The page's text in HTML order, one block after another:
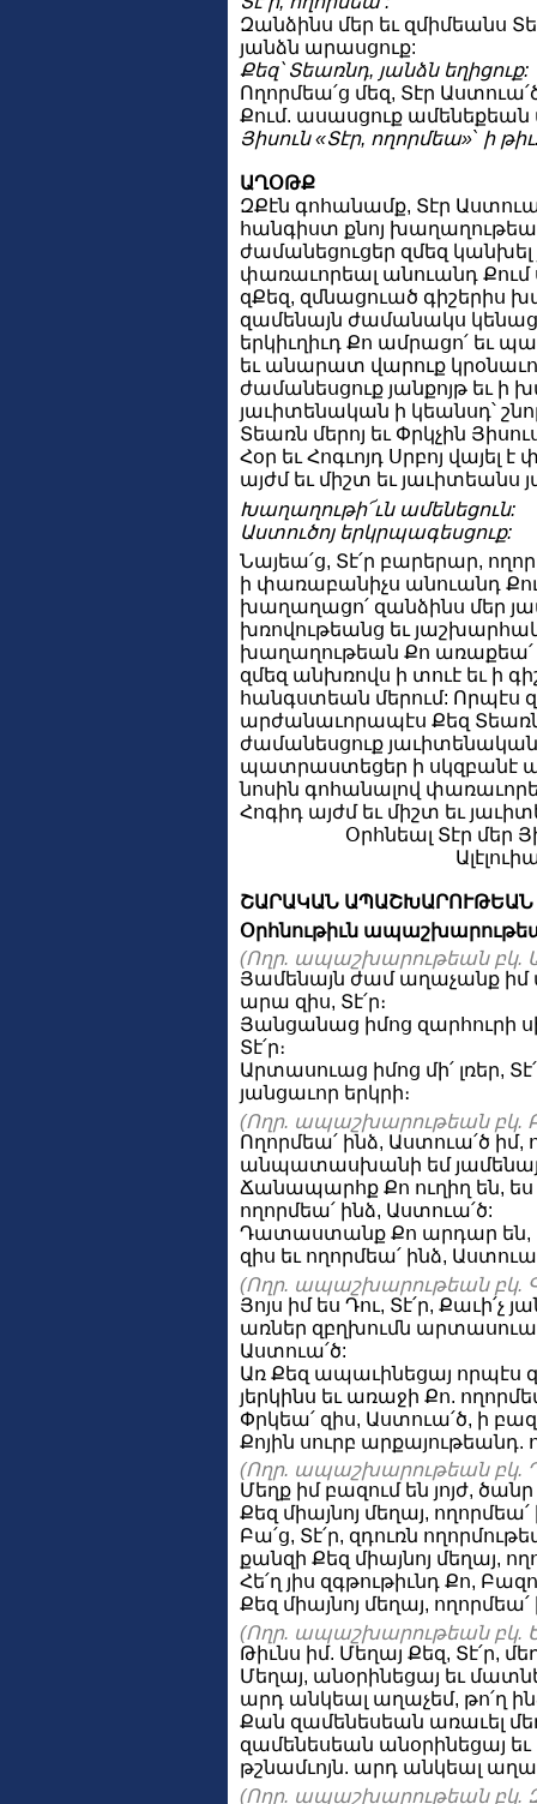
Զանձինս մեր եւ զմիմեանս
յանձն արասցուք:
Քեզ՝ Տեառնդ, յանձն եղիցուք:
Ողորմեա՛ց մեզ, Տէր
Քում. ասասցուք
Յիսուն «Տէր, ողորմեա»` ի
ԱՂՕԹՔ
ԶՔէն գոհանամք, Տէր
հանգիստ քնոյ
ժամանեցուցեր զմեզ
փառաւորեալ անուանդ Քում
զՔեզ, զմնացուած գիշերիս
զամենայն ժամանակս
երկիւղիւդ Քո ամրացո՛ եւ
եւ անարատ վարուք
ժամանեսցուք յանքոյթ եւ
յաւիտենական ի կեանսդ՝
Տեառն մերոյ եւ Փրկչին
Հօր եւ Հոգւոյդ Սրբոյ
այժմ եւ միշտ եւ յաւիտեանս
Խաղաղութի՜ւն ամենեցուն:
Աստուծոյ երկրպագեսցուք:
Նայեա՛ց, Տէ՛ր բարերար,
ի փառաբանիչս անուանդ
խաղաղացո՛ զանձինս մեր
խռովութեանց եւ
խաղաղութեան Քո առաքեա՛
զմեզ անխռովս ի տուէ եւ ի
հանգստեան մերում: Որպէս
արժանաւորապէս Քեզ
ժամանեսցուք
պատրաստեցեր ի սկզբանէ
նոսին գոհանալով
Հոգիդ այժմ եւ միշտ եւ
Օրհնեալ Տէր մեր
ՇԱՐԱԿԱՆ ԱՊԱՇԽԱՐՈՒԹԵԱՆ
Օրհնութիւն
(Ողր. ապաշխարութեան բկ.
Յամենայն ժամ աղաչանք իմ
արա զիս, Տէ՛ր։
Յանցանաց իմոց զարհուրի
Տէ՛ր։
Արտասուաց իմոց մի՛ լռեր,
յանցաւոր երկրի։
(Ողր. ապաշխարութեան բկ.
Ողորմեա՛ ինձ, Աստուա՛ծ իմ,
անպատասխանի եմ
Ճանապարհք Քո ուղիղ են, ես
ողորմեա՛ ինձ, Աստուա՛ծ:
Դատաստանք Քո արդար են,
զիս եւ ողորմեա՛ ինձ,
(Ողր. ապաշխարութեան բկ.
Յոյս իմ ես Դու, Տէ՛ր, Քաւի՛չ
առներ զբղխումն
Աստուա՛ծ:
Առ Քեզ ապաւինեցայ որպէս
յերկինս եւ առաջի Քո.
Փրկեա՛ զիս, Աստուա՛ծ, ի
Քոյին սուրբ արքայութեանդ.
(Ողր. ապաշխարութեան բկ.
Մեղք իմ բազում են յոյժ,
Քեզ միայնոյ մեղայ,
Բա՛ց, Տէ՛ր, զդուռն
քանզի Քեզ միայնոյ մեղայ,
Հե՛ղ յիս զգթութիւնդ Քո,
Քեզ միայնոյ մեղայ,
(Ողր. ապաշխարութեան բկ.
Թիւնս իմ. Մեղայ Քեզ, Տէ՛ր,
Մեղայ, անօրինեցայ եւ
արդ անկեալ աղաչեմ, թո՛ղ
Քան զամենեսեան առաւել
զամենեսեան անօրինեցայ
թշնամւոյն. արդ անկեալ
(Ողր. ապաշխարութեան բկ.